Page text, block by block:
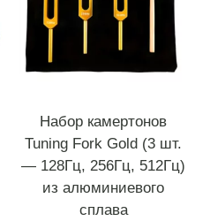
Набор камертонов
Tuning Fork Gold ​​(3 шт.
— 128Гц, 256Гц, 512Гц)
из алюминиевого
сплава